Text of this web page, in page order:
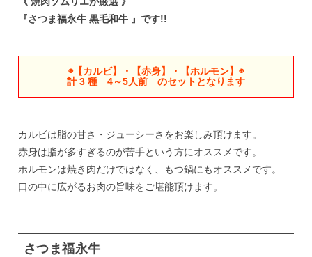
『さつま福永牛 黒毛和牛 』です!!
◉【カルビ】・【赤身】・【ホルモン】◉
計 3 種 4～5人前 のセットとなります
カルビは脂の甘さ・ジューシーさをお楽しみ頂けます。
赤身は脂が多すぎるのが苦手という方にオススメです。
ホルモンは焼き肉だけではなく、もつ鍋にもオススメです。
口の中に広がるお肉の旨味をご堪能頂けます。
さつま福永牛